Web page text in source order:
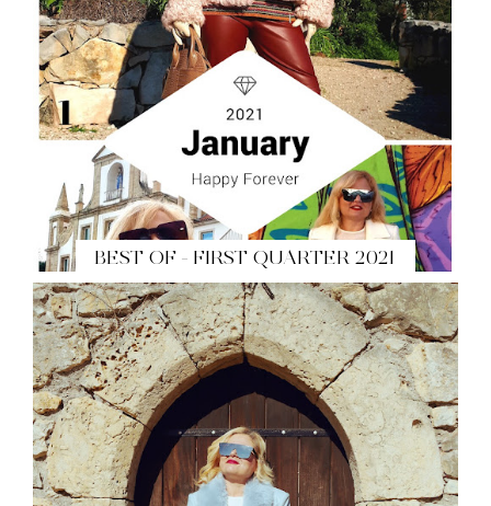
BEST OF - FIRST QUARTER 2021